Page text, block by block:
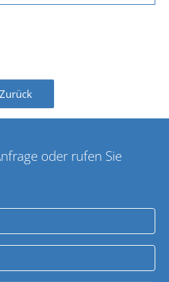
Zurück
oder rufen Sie